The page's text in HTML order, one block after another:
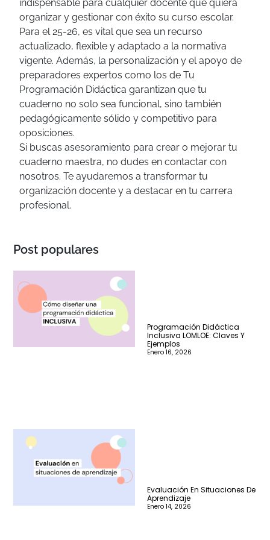
indispensable para cualquier docente que quiera
organizar y gestionar con éxito su curso escolar.
Para el 25-26, es vital que sea un recurso
actualizado, flexible y adaptado a la normativa
vigente. Además, la personalización y el apoyo de
preparadores expertos como los de Tu
Programación Didáctica garantizan que tu
cuaderno no solo sea funcional, sino también
pedagógicamente sólido y competitivo para
oposiciones.
Si buscas asesoramiento para crear o mejorar tu
cuaderno maestra, no dudes en contactar con
nosotros. Te ayudaremos a transformar tu
organización docente y a destacar en tu carrera
profesional.
Post populares
Programación Didáctica
Inclusiva LOMLOE: Claves Y
Ejemplos
Enero 16, 2026
Evaluación En Situaciones De
Aprendizaje
Enero 14, 2026